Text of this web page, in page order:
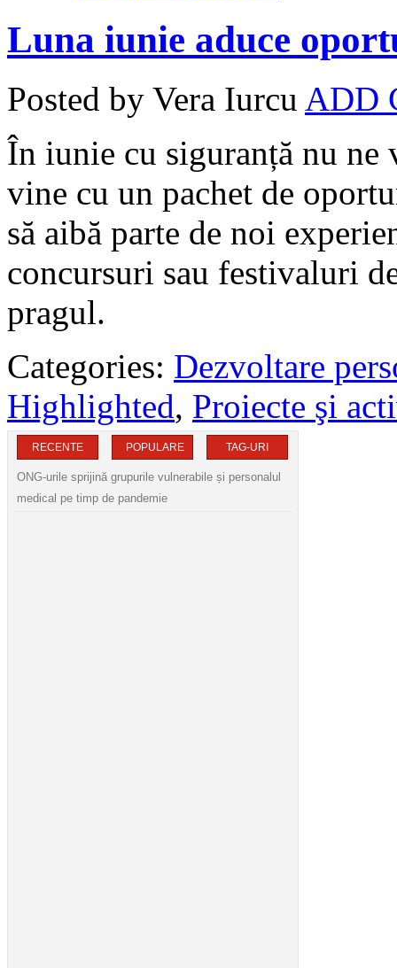
Luna iunie aduce
Posted by Vera Iurcu ADD
În iunie cu siguranță nu
vine cu un pachet de
să aibă parte de noi
concursuri sau festivaluri
pragul.
Categories: Dezvoltare
Highlighted, Proiecte şi
RECENTE POPULARE TAG-URI
ONG-urile sprijină grupurile vulnerabile și personalul
medical pe timp de pandemie